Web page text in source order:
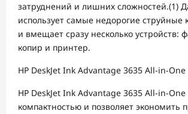
затруднений и лишних сложностей.(1)
использует самые недорогие струйные
и вмещает сразу несколько устройств:
копир и принтер.
HP DeskJet Ink Advantage 3635 All-in-One
HP DeskJet Ink Advantage 3635 All-in-One
компактностью и позволяет экономить